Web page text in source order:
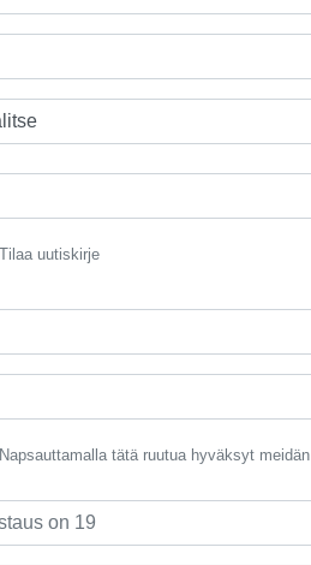
Tilaa uutiskirje
Napsauttamalla tätä ruutua hyväksyt meidän